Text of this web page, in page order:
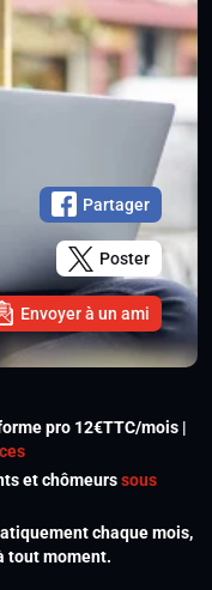
Partager
Poster
Envoyer à un ami
pro 12€TTC/mois |
et chômeurssous
chaque mois,
tout moment.